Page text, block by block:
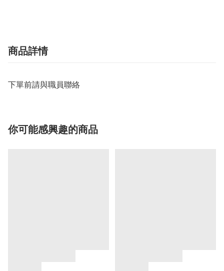
商品詳情
下單前請與職員聯絡
你可能感興趣的商品